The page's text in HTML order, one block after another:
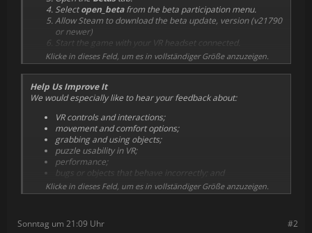
Selectopen_betafrom the beta participation menu.
Allow Steam to download the beta update, version (v21790
or newer)
Start the game with your VR headset connected.
You can return to the regular public version at any time by
selectingNonein the Betas menu.
Klicke in dieses Feld, um es in vollständiger Größe anzuzeigen.
Help Us Improve It
We would especially like to hear your feedback about:
VR controls and interactions;
movement and comfort options;
grabbing and using objects;
puzzle usability in VR;
performance;
bugs or objects that behave incorrectly; and
anything that feels uncomfortable, confusing or difficult to
use.
quick comment about how something feels.
Klicke in dieses Feld, um es in vollständiger Größe anzuzeigen.
#2
Sonntag um 21:09 Uhr